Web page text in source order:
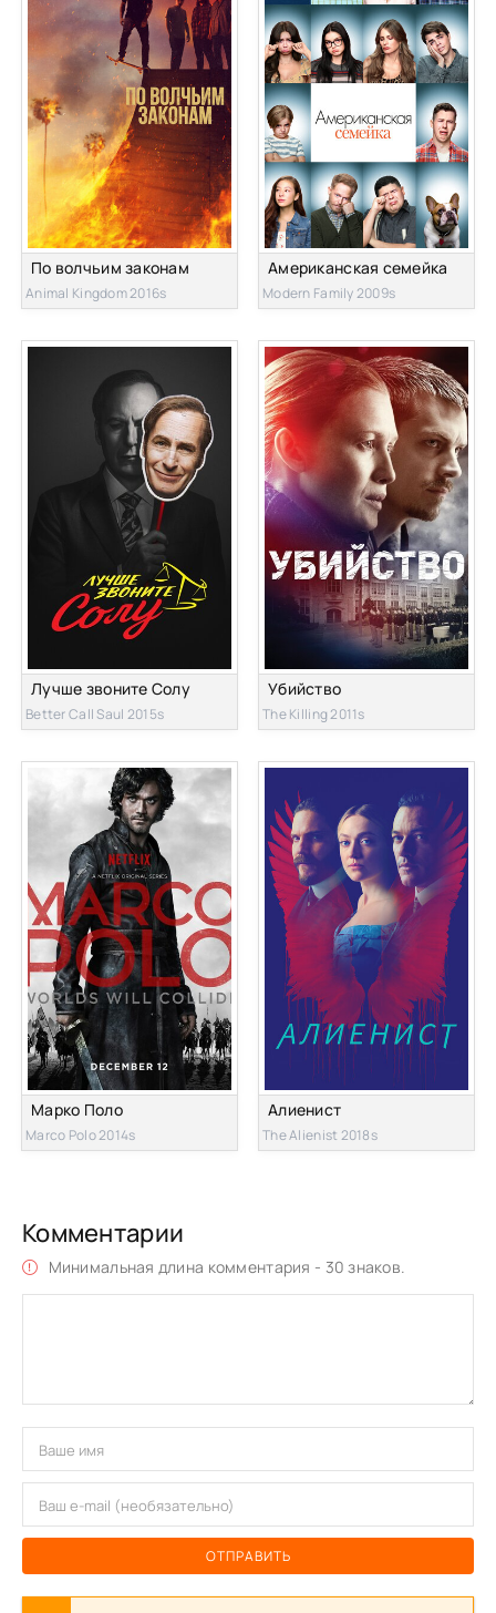
По волчьим законам
Animal Kingdom 2016s
Американская семейка
Modern Family 2009s
Лучше звоните Солу
Better Call Saul 2015s
Убийство
The Killing 2011s
Марко Поло
Marco Polo 2014s
Алиенист
The Alienist 2018s
Комментарии
Минимальная длина комментария - 30 знаков.
ОТПРАВИТЬ